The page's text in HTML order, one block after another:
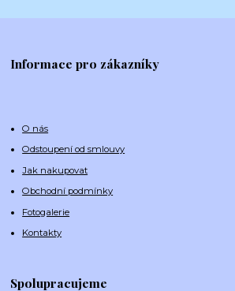
Informace pro zákazníky
O nás
Odstoupení od smlouvy
Jak nakupovat
Obchodní podmínky
Fotogalerie
Kontakty
Spolupracujeme